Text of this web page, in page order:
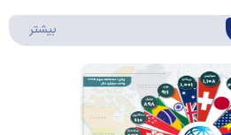
بیشتر